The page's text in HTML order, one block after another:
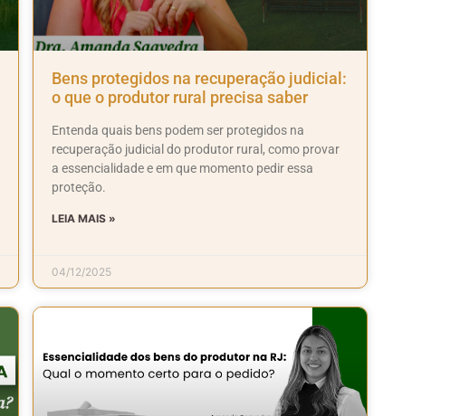
Bens protegidos na recuperação judicial:
o que o produtor rural precisa saber
Entenda quais bens podem ser protegidos na
recuperação judicial do produtor rural, como provar
a essencialidade e em que momento pedir essa
proteção.
LEIA MAIS »
04/12/2025